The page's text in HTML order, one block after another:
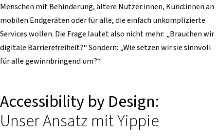
Menschen mit Behinderung, ältere Nutzer:innen, Kund:innen an
mobilen Endgeräten oder für alle, die einfach unkomplizierte
Services wollen. Die Frage lautet also nicht mehr: „Brauchen wir
digitale Barrierefreiheit?“ Sondern: „Wie setzen wir sie sinnvoll
für alle gewinnbringend um?“
Accessibility by Design:
Unser Ansatz mit Yippie